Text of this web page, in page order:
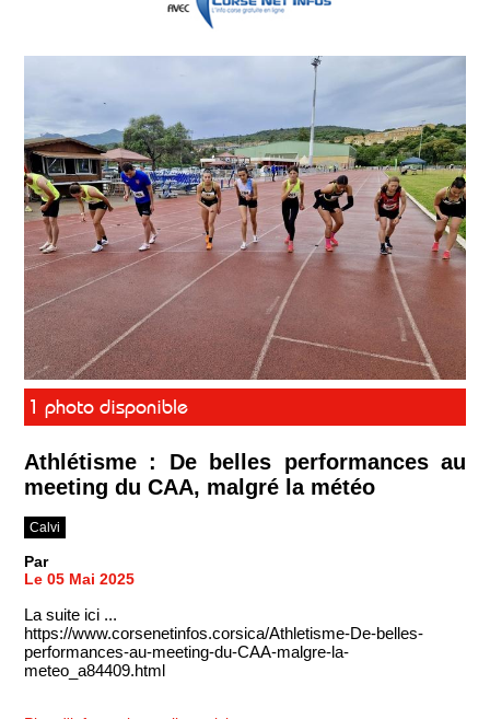
1 photo disponible
Athlétisme : De belles performances au
meeting du CAA, malgré la météo
Calvi
Par
Le 05 Mai 2025
La suite ici ...
https://www.corsenetinfos.corsica/Athletisme-De-belles-
performances-au-meeting-du-CAA-malgre-la-
meteo_a84409.html